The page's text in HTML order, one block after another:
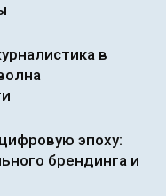
в
эпоху:
брендинга и